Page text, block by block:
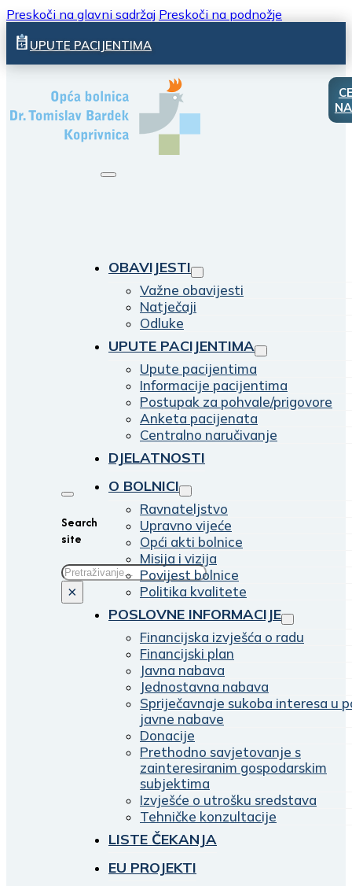
Preskoči na glavni sadržaj Preskoči na podnožje
UPUTE PACIJENTIMA
Search
site
Traži
×
OBAVIJESTI
Važne obavijesti
Natječaji
Odluke
UPUTE PACIJENTIMA
Upute pacijentima
Informacije pacijentima
Postupak za pohvale/prigovore
Anketa pacijenata
Centralno naručivanje
DJELATNOSTI
O BOLNICI
Ravnateljstvo
Upravno vijeće
Opći akti bolnice
Misija i vizija
Povijest bolnice
Politika kvalitete
POSLOVNE INFORMACIJE
Financijska izvješća o radu
Financijski plan
Javna nabava
Jednostavna nabava
Spriječavnaje sukoba interesa u
javne nabave
Donacije
Prethodno savjetovanje s
zainteresiranim gospodarskim
subjektima
Izvješće o utrošku sredstava
Tehničke konzultacije
LISTE ČEKANJA
EU PROJEKTI